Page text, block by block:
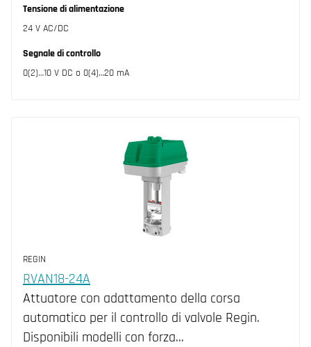
Tensione di alimentazione
24 V AC/DC
Segnale di controllo
0(2)…10 V DC o 0(4)…20 mA
REGIN
RVAN18-24A
Attuatore con adattamento della corsa
automatico per il controllo di valvole Regin.
Disponibili modelli con forza…